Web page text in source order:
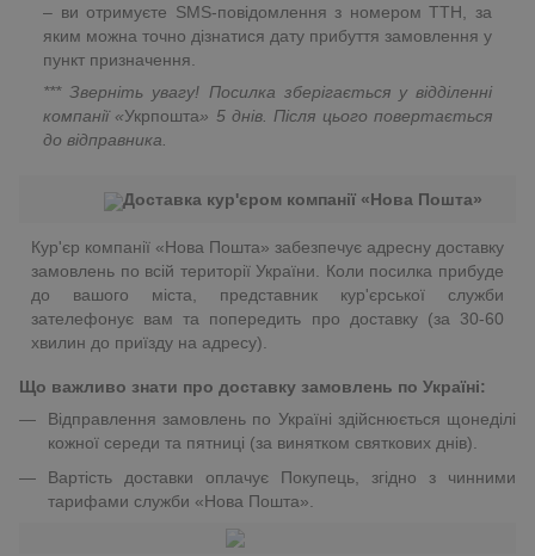
– ви отримуєте SMS-повідомлення з номером ТТН, за
яким можна точно дізнатися дату прибуття замовлення у
пункт призначення.
*** Зверніть увагу! Посилка зберігається у відділенні
компанії «Укрпошта» 5 днів. Після цього повертається
до відправника.
Доставка кур'єром компанії «Нова Пошта»
Кур'єр компанії «Нова Пошта» забезпечує адресну доставку
замовлень по всій території України. Коли посилка прибуде
до вашого міста, представник кур'єрської служби
зателефонує вам та попередить про доставку (за 30-60
хвилин до приїзду на адресу).
Що важливо знати про доставку замовлень по Україні:
Відправлення замовлень по Україні здійснюється щонеділі
кожної середи та пятниці (за винятком святкових днів).
Вартість доставки оплачує Покупець, згідно з чинними
тарифами служби «Нова Пошта».